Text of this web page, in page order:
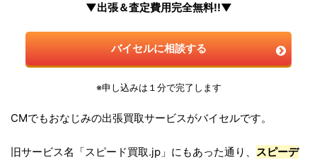
▼出張＆査定費用完全無料!!▼
バイセルに相談する
※申し込みは１分で完了します
CMでもおなじみの出張買取サービスがバイセルです。
旧サービス名「スピード買取.jp」にもあった通り、 スピーデ